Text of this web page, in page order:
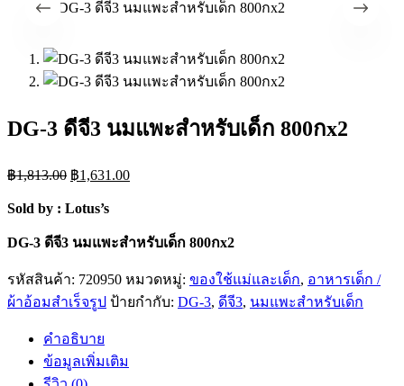
DG-3 ดีจี3 นมแพะสำหรับเด็ก 800กx2
฿1,813.00 Original
price
was:
฿1,631.00Current
price
Sold by : Lotus’s
DG-3 ดีจี3 นมแพะสำหรับเด็ก 800กx2
รหัสสินค้า: 720950 หมวดหมู่: ของใช้แม่และเด็ก, อาหารเด็ก /
ผ้าอ้อมสำเร็จรูป ป้ายกำกับ: DG-3, ดีจี3, นมแพะสำหรับเด็ก
คำอธิบาย
ข้อมูลเพิ่มเติม